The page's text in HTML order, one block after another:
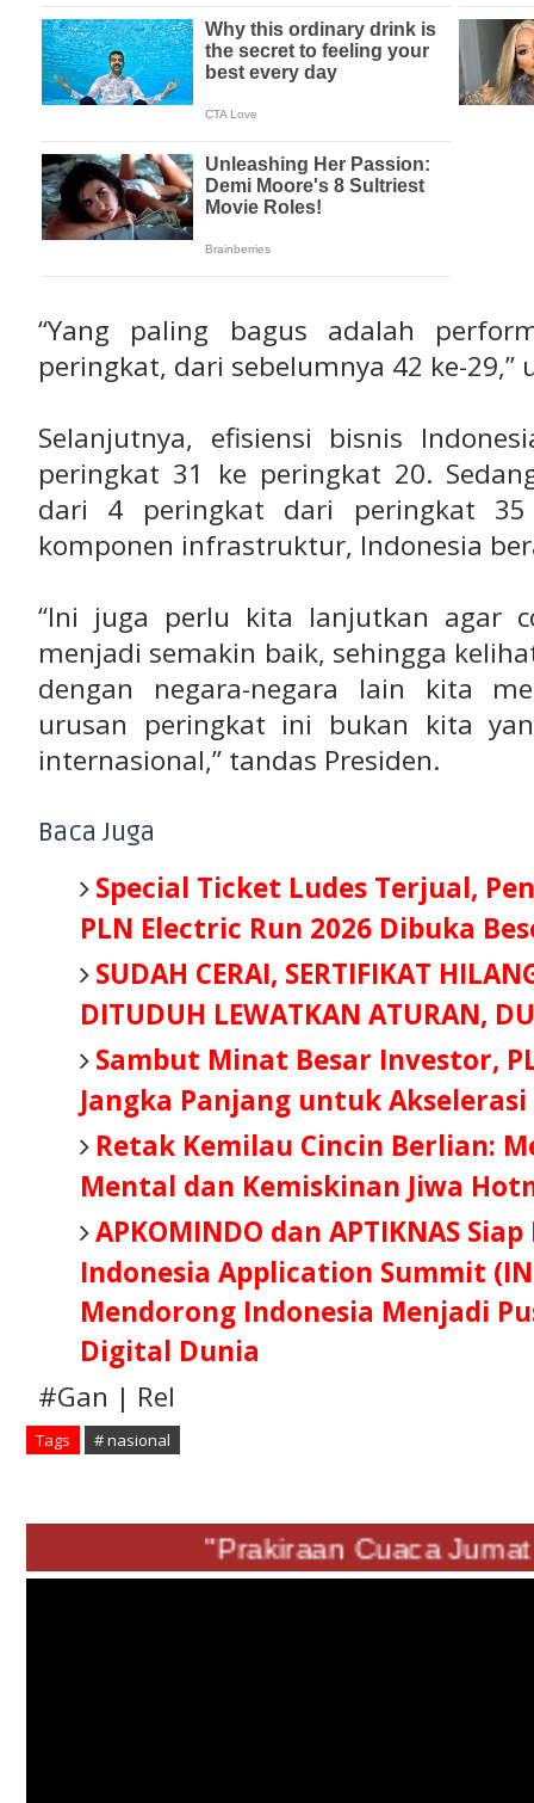
“Yang paling bagus adalah
peringkat, dari sebelumnya 42 ke-29,”
Selanjutnya, efisiensi bisnis
peringkat 31 ke peringkat 20.
dari 4 peringkat dari peringkat
komponen infrastruktur, Indonesia
“Ini juga perlu kita lanjutkan agar
menjadi semakin baik, sehingga
dengan negara-negara lain kita
urusan peringkat ini bukan kita
internasional,” tandas Presiden.
Baca Juga
Special Ticket Ludes Terjual,
PLN Electric Run 2026 Dibuka
SUDAH CERAI, SERTIFIKAT
DITUDUH LEWATKAN ATURAN,
Sambut Minat Besar Investor,
Jangka Panjang untuk Akselerasi
Retak Kemilau Cincin Berlian:
Mental dan Kemiskinan Jiwa
APKOMINDO dan APTIKNAS
Indonesia Application Summit
Mendorong Indonesia Menjadi
Digital Dunia
#Gan | Rel
Tags # nasional
"Prakiraan Cuaca Jumat